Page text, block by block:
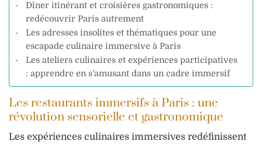
Dîner itinérant et croisières gastronomiques :
redécouvrir Paris autrement
Les adresses insolites et thématiques pour une
escapade culinaire immersive à Paris
Les ateliers culinaires et expériences participatives
: apprendre en s’amusant dans un cadre immersif
Les restaurants immersifs à Paris : une
révolution sensorielle et gastronomique
Les expériences culinaires immersives redéfinissent